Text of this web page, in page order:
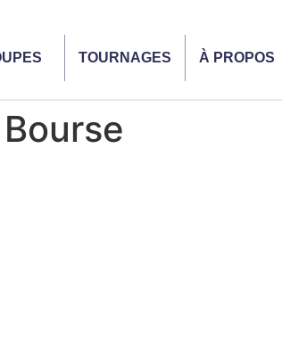
TOURNAGES À PROPOS